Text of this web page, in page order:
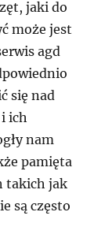
jaki do
może jest
agd
się nad
ich
nam
pamięta
takich jak
są często